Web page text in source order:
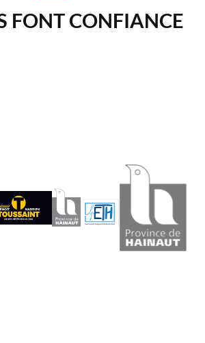
FONT CONFIANCE